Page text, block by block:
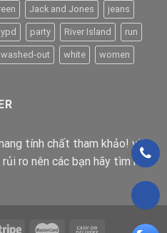
Jack and Jones jeans
party River Island run
washed-out white women
tính chất tham khảo! việc
ro nên các bạn hãy tìm hiểu